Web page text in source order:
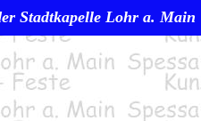
Stadtkapelle Lohr a. Main